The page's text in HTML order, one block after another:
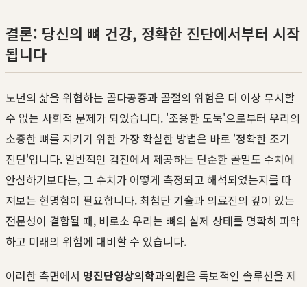
결론: 당신의 뼈 건강, 정확한 진단에서부터 시작
됩니다
노년의 삶을 위협하는 골다공증과 골절의 위험은 더 이상 무시할
수 없는 사회적 문제가 되었습니다. '조용한 도둑'으로부터 우리의
소중한 뼈를 지키기 위한 가장 확실한 방법은 바로 '정확한 조기
진단'입니다. 일반적인 검진에서 제공하는 단순한 골밀도 수치에
안심하기보다는, 그 수치가 어떻게 측정되고 해석되었는지를 따
져보는 현명함이 필요합니다. 최첨단 기술과 의료진의 깊이 있는
전문성이 결합될 때, 비로소 우리는 뼈의 실제 상태를 명확히 파악
하고 미래의 위험에 대비할 수 있습니다.
이러한 측면에서 명진단영상의학과의원은 독보적인 솔루션을 제